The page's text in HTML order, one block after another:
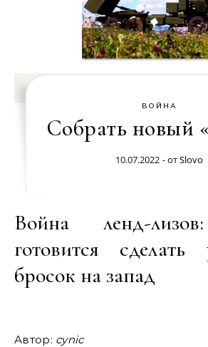
ВОЙНА
Собрать новый
10.07.2022 - отSlovo
Война ленд-
готовится
бросок на запад
Автор: cynic